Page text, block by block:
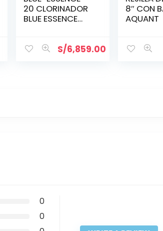
20 CLORINADOR
BLUE ESSENCE
S/6,859.00
8″ CON
AQUANT
0
0